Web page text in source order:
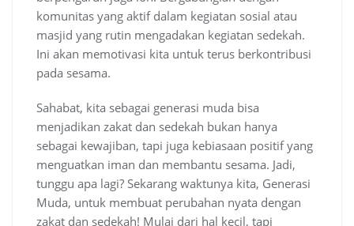
komunitas yang aktif dalam kegiatan sosial atau
masjid yang rutin mengadakan kegiatan sedekah.
Ini akan memotivasi kita untuk terus berkontribusi
pada sesama.
Sahabat, kita sebagai generasi muda bisa
menjadikan zakat dan sedekah bukan hanya
sebagai kewajiban, tapi juga kebiasaan positif yang
menguatkan iman dan membantu sesama. Jadi,
tunggu apa lagi? Sekarang waktunya kita, Generasi
Muda, untuk membuat perubahan nyata dengan
zakat dan sedekah! Mulai dari hal kecil, tapi